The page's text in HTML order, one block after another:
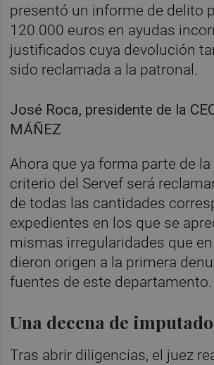
presentó un informe de delito
120.000 euros en ayudas
justificados cuya devolución
sido reclamada a la patronal.
José Roca, presidente de la
MÁÑEZ
Ahora que ya forma parte de la
criterio del Servef será
de todas las cantidades
expedientes en los que se
mismas irregularidades que
dieron origen a la primera
fuentes de este departamento.
Una decena de
Tras abrir diligencias, el juez